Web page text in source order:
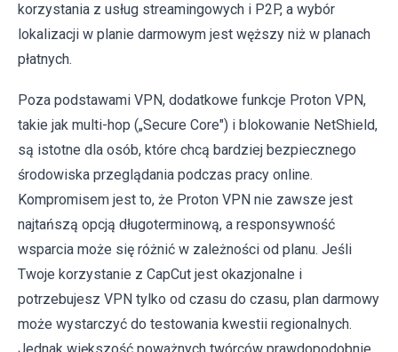
korzystania z usług streamingowych i P2P, a wybór
lokalizacji w planie darmowym jest węższy niż w planach
płatnych.
Poza podstawami VPN, dodatkowe funkcje Proton VPN,
takie jak multi-hop („Secure Core") i blokowanie NetShield,
są istotne dla osób, które chcą bardziej bezpiecznego
środowiska przeglądania podczas pracy online.
Kompromisem jest to, że Proton VPN nie zawsze jest
najtańszą opcją długoterminową, a responsywność
wsparcia może się różnić w zależności od planu. Jeśli
Twoje korzystanie z CapCut jest okazjonalne i
potrzebujesz VPN tylko od czasu do czasu, plan darmowy
może wystarczyć do testowania kwestii regionalnych.